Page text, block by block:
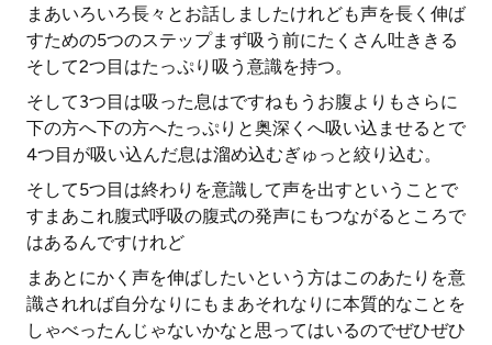
まあいろいろ長々とお話しましたけれども声を長く伸ば
すための5つのステップまず吸う前にたくさん吐ききる
そして2つ目はたっぷり吸う意識を持つ。
そして3つ目は吸った息はですねもうお腹よりもさらに
下の方へ下の方へたっぷりと奥深くへ吸い込ませるとで
4つ目が吸い込んだ息は溜め込むぎゅっと絞り込む。
そして5つ目は終わりを意識して声を出すということで
すまあこれ腹式呼吸の腹式の発声にもつながるところで
はあるんですけれど
まあとにかく声を伸ばしたいという方はこのあたりを意
識されれば自分なりにもまあそれなりに本質的なことを
しゃべったんじゃないかなと思ってはいるのでぜひぜひ